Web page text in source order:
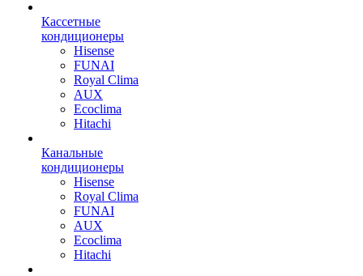
Кассетные
кондиционеры
Hisense
FUNAI
Royal Clima
AUX
Ecoclima
Hitachi
Канальные
кондиционеры
Hisense
Royal Clima
FUNAI
AUX
Ecoclima
Hitachi